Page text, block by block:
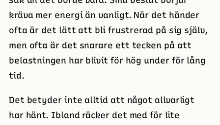
kräva mer energi än vanligt. När det händer
ofta är det lätt att bli frustrerad på sig själv,
men ofta är det snarare ett tecken på att
belastningen har blivit för hög under för lång
tid.
Det betyder inte alltid att något allvarligt
har hänt. Ibland räcker det med för lite